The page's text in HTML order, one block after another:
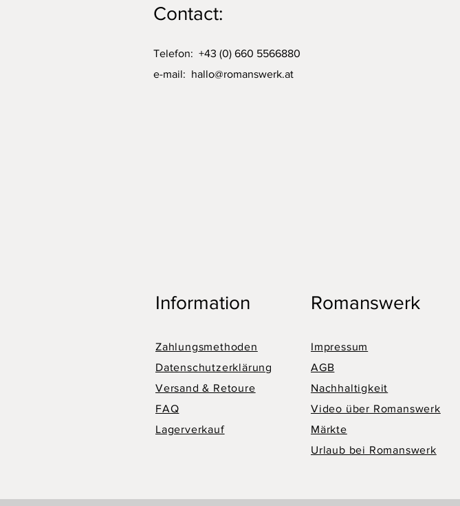
Contact:
Telefon: +43 (0) 660 5566880
e-mail: hallo@romanswerk.at
Information
Zahlungsmethoden
Datenschutzerklärung
Versand & Retoure
FAQ
Lagerverkauf
Romanswerk
Impressum
AGB
Nachhaltigkeit
Video über Romanswerk
Märkte
Urlaub bei Romanswerk